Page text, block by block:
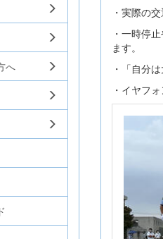
・実際の
・一時停
ます。
・「自分
・イヤフ
へ